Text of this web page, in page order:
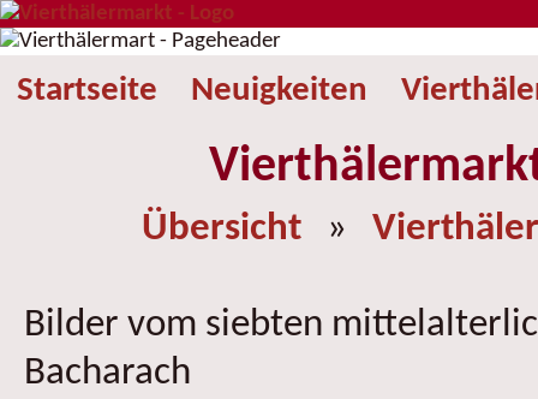
Startseite Neuigkeiten
Übersicht »
Bilder vom siebten
Bacharach